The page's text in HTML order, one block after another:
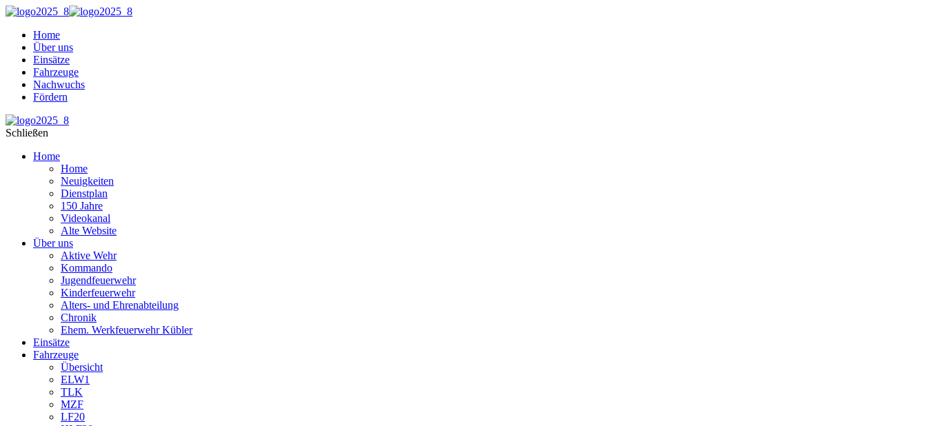
Home
Über uns
Einsätze
Fahrzeuge
Nachwuchs
Fördern
Schließen
Home
Home
Neuigkeiten
Dienstplan
150 Jahre
Videokanal
Alte Website
Über uns
Aktive Wehr
Kommando
Jugendfeuerwehr
Kinderfeuerwehr
Alters- und Ehrenabteilung
Chronik
Ehem. Werkfeuerwehr Kübler
Einsätze
Fahrzeuge
Übersicht
ELW1
TLK
MZF
LF20